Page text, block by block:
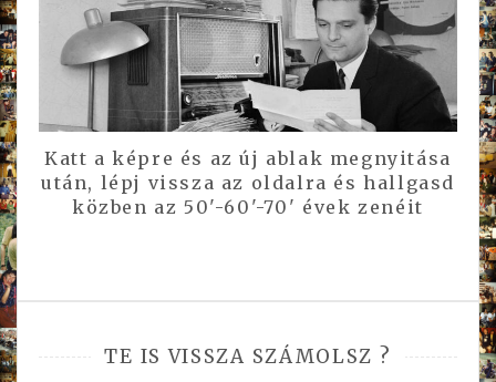
Katt a képre és az új ablak megnyitása
után, lépj vissza az oldalra és hallgasd
közben az 50'-60'-70' évek zenéit
TE IS VISSZA SZÁMOLSZ ?